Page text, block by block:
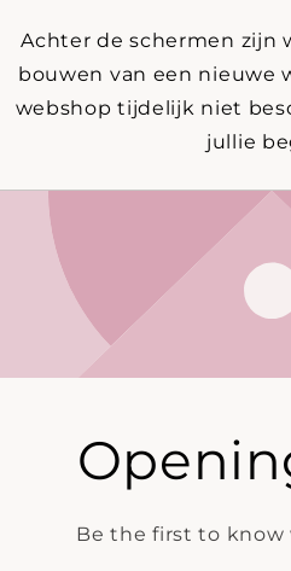
Achter de schermen zijn
bouwen van een nieuwe
webshop tijdelijk niet
jullie
Be the first to know